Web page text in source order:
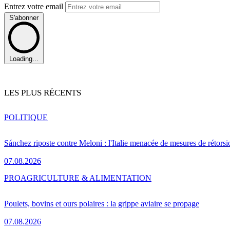
Entrez votre email
S'abonner
Loading...
LES PLUS RÉCENTS
Sánchez riposte contre Meloni : l'Italie menacée de mesures de
07.08.2026
POLITIQUE
Poulets, bovins et ours polaires : la grippe aviaire se propage
07.08.2026
PROAGRICULTURE & ALIMENTATION